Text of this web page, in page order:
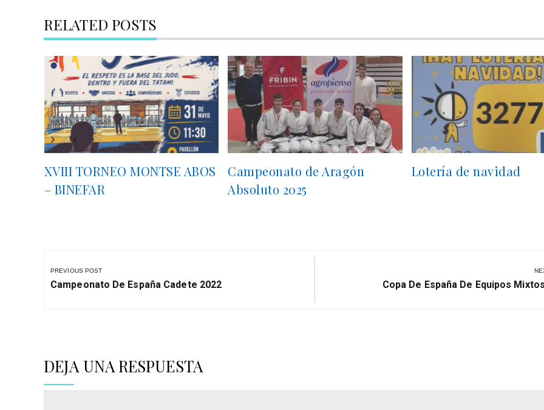
RELATED POSTS
XVIII TORNEO MONTSE ABOS
– BINEFAR
Campeonato de Aragón
Absoluto 2025
Lotería de navidad
de
entradas
PREVIOUS POST
Previous
Campeonato De España Cadete 2022
Next
Copa De España De Equipos
DEJA UNA RESPUESTA